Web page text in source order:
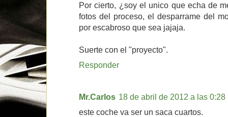
Por cierto, ¿soy el unico que echa de
fotos del proceso, el desparrame del
por escabroso que sea jajaja.
Suerte con el "proyecto".
Responder
Mr.Carlos 18 de abril de 2012 a las 0:28
este coche va ser un saca cuartos.